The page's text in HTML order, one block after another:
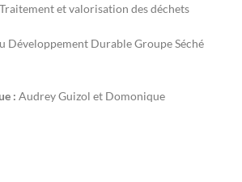
Traitement et valorisation des déchets
Développement Durable Groupe Séché
: Audrey Guizol et Domonique